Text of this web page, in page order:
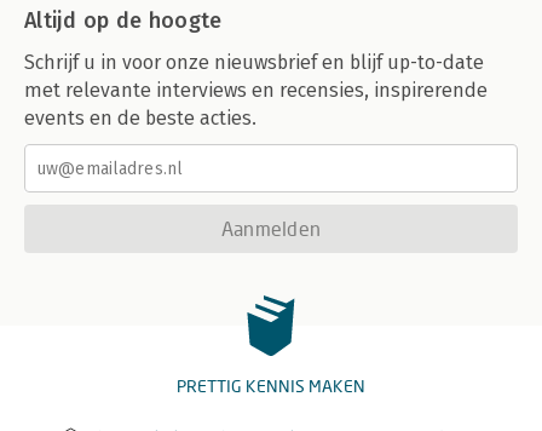
Altijd op de hoogte
Schrijf u in voor onze nieuwsbrief en blijf up-to-date
met relevante interviews en recensies, inspirerende
events en de beste acties.
Aanmelden
PRETTIG KENNIS MAKEN